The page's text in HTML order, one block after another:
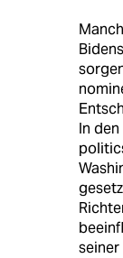
In
seiner